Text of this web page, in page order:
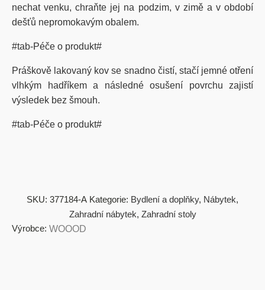
nechat venku, chraňte jej na podzim, v zimě a v období
dešťů nepromokavým obalem.
#tab-Péče o produkt#
Práškově lakovaný kov se snadno čistí, stačí jemné otření
vlhkým hadříkem a následné osušení povrchu zajistí
výsledek bez šmouh.
#tab-Péče o produkt#
SKU: 377184-A Kategorie: Bydlení a doplňky, Nábytek,
Zahradní nábytek, Zahradní stoly
Výrobce: WOOOD